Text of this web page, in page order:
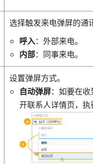
选择触发来电弹屏的通
呼入：外部来电。
内部：同事来电。
设置弹屏方式。
自动弹屏：如要在
开联系人详情页，执